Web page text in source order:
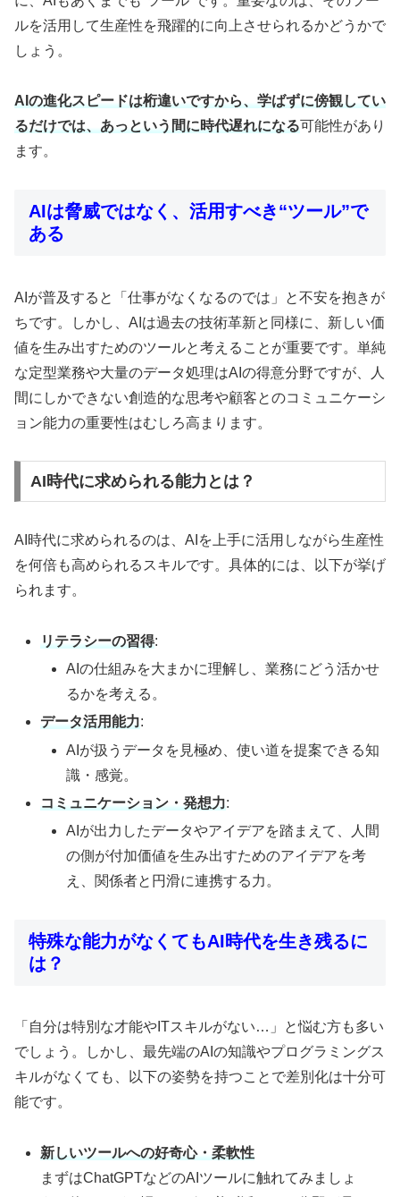
ルを活用して生産性を飛躍的に向上させられるかどうかで
しょう。
AIの進化スピードは桁違いですから、学ばずに傍観してい
るだけでは、あっという間に時代遅れになる可能性があり
ます。
AIは脅威ではなく、活用すべき“ツール”で
ある
AIが普及すると「仕事がなくなるのでは」と不安を抱きが
ちです。しかし、AIは過去の技術革新と同様に、新しい価
値を生み出すためのツールと考えることが重要です。単純
な定型業務や大量のデータ処理はAIの得意分野ですが、人
間にしかできない創造的な思考や顧客とのコミュニケーシ
ョン能力の重要性はむしろ高まります。
AI時代に求められる能力とは？
AI時代に求められるのは、AIを上手に活用しながら生産性
を何倍も高められるスキルです。具体的には、以下が挙げ
られます。
リテラシーの習得:
AIの仕組みを大まかに理解し、業務にどう活かせ
るかを考える。
データ活用能力:
AIが扱うデータを見極め、使い道を提案できる知
識・感覚。
コミュニケーション・発想力:
AIが出力したデータやアイデアを踏まえて、人間
の側が付加価値を生み出すためのアイデアを考
え、関係者と円滑に連携する力。
特殊な能力がなくてもAI時代を生き残るに
は？
「自分は特別な才能やITスキルがない…」と悩む方も多い
でしょう。しかし、最先端のAIの知識やプログラミングス
キルがなくても、以下の姿勢を持つことで差別化は十分可
能です。
新しいツールへの好奇心・柔軟性
まずはChatGPTなどのAIツールに触れてみましょ